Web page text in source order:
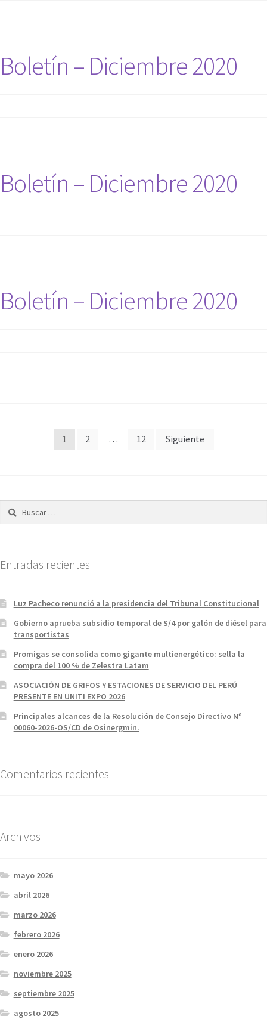
Boletín – Diciembre 2020
Boletín – Diciembre 2020
Boletín – Diciembre 2020
Paginación
1 2 … 12 Siguiente
Buscar:
Entradas recientes
Luz Pacheco renunció a la presidencia del Tribunal Constitucional
Gobierno aprueba subsidio temporal de S/4 por galón de diésel para
transportistas
Promigas se consolida como gigante multienergético: sella la
compra del 100 % de Zelestra Latam
ASOCIACIÓN DE GRIFOS Y ESTACIONES DE SERVICIO DEL PERÚ
PRESENTE EN UNITI EXPO 2026
Principales alcances de la Resolución de Consejo Directivo Nº
00060-2026-OS/CD de Osinergmin.
Comentarios recientes
Archivos
mayo 2026
abril 2026
marzo 2026
febrero 2026
enero 2026
noviembre 2025
septiembre 2025
agosto 2025